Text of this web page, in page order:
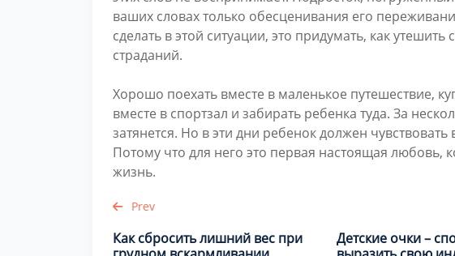
ваших словах только обесценивания его
сделать в этой ситуации, это придумать, как утешить
страданий.
Хорошо поехать вместе в маленькое путешествие,
вместе в спортзал и забирать ребенка туда. За
затянется. Но в эти дни ребенок должен
Потому что для него это первая настоящая любовь,
жизнь.
Prev
Как сбросить лишний вес при
Детские очки –